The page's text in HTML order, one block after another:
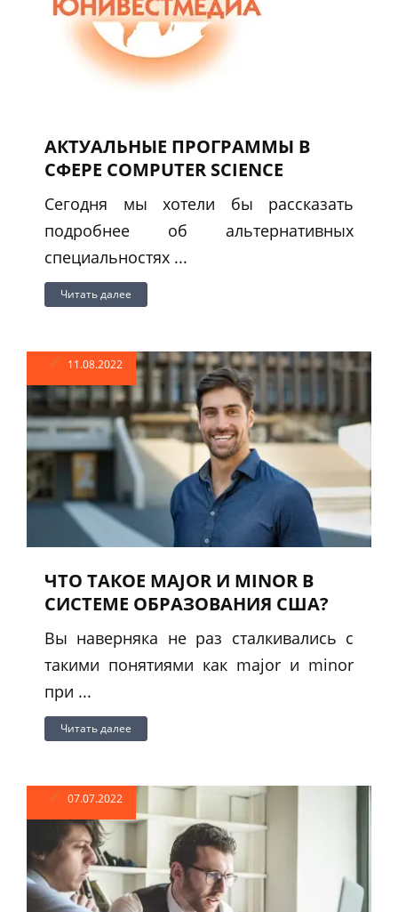
АКТУАЛЬНЫЕ ПРОГРАММЫ В
СФЕРЕ COMPUTER SCIENCE
Сегодня мы хотели бы рассказать
подробнее об альтернативных
специальностях ...
Читать далее
11.08.2022
ЧТО ТАКОЕ MAJOR И MINOR В
СИСТЕМЕ ОБРАЗОВАНИЯ США?
Вы наверняка не раз сталкивались с
такими понятиями как major и minor
при ...
Читать далее
07.07.2022